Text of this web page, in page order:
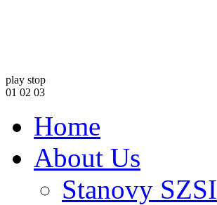
play stop
01 02 03
Home
About Us
Stanovy SZSI